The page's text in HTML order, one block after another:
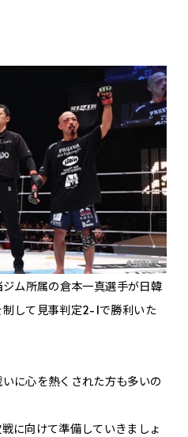
ム所属の倉本一真選手が日韓
して見事判定2-1で勝利いた
に心を熱くされた方も多いの
に向けて準備していきましょ